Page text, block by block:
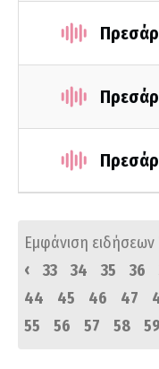
Εμφάνιση ειδήσεων
‹
33 34 35 36
44
45 46 47
55
56 57 58 59